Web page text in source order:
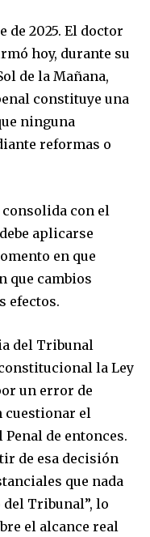
de 2025. El doctor
hoy, durante su
de la Mañana,
constituye una
ninguna
reformas o
con el
aplicarse
en que
que cambios
efectos.
del Tribunal
la Ley
un error de
cuestionar el
de entonces.
de esa decisión
que nada
Tribunal”, lo
el alcance real